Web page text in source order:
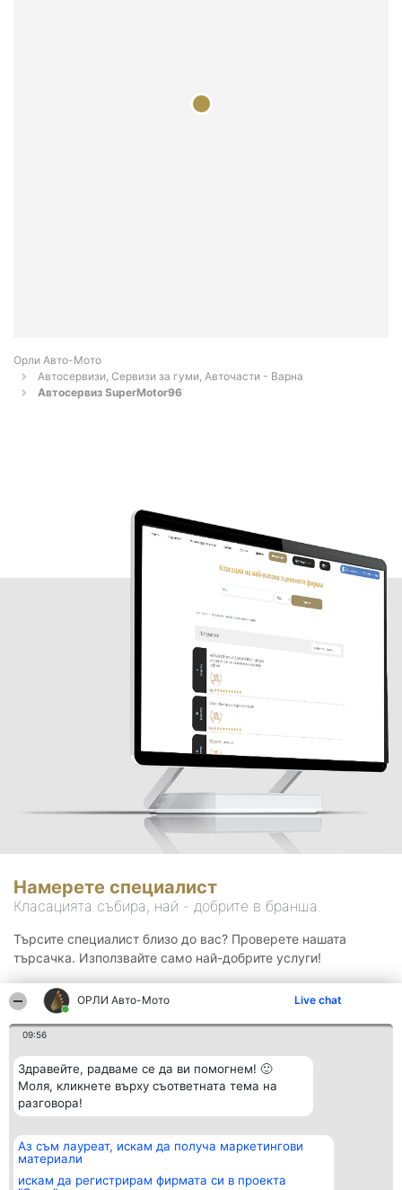
ОРЛИ Aвто-Mото Live chat
09:56
Здравейте, радваме се да ви помогнем! 🙂
Моля, кликнете върху съответната тема на
разговора!
Аз съм лауреат, искам да получа маркетингови
материали
искам да регистрирам фирмата си в проекта
Орли Aвто-Mото
Автосервизи, Сервизи за гуми, Авточасти - Варна
Автосервиз SuperMotor96
Намерете специалист
Класацията събира, най - добрите в бранша.
Търсите специалист близо до вас? Проверете нашата
търсачка. Използвайте само най-добрите услуги!
Организатор на
класиране
BulevardulAleea Timișul De
Класация
всички
Контакти